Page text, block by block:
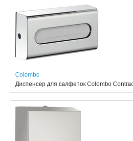
Colombo
Диспенсер для салфеток Colombo